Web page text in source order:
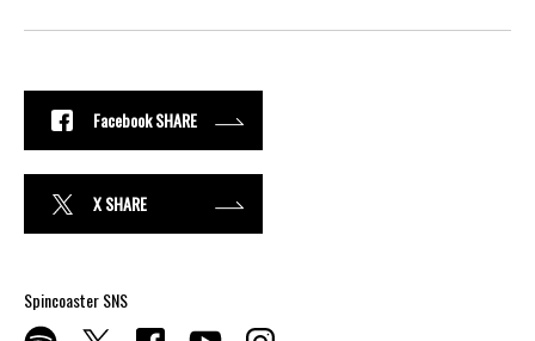
Facebook SHARE
X SHARE
Spincoaster SNS